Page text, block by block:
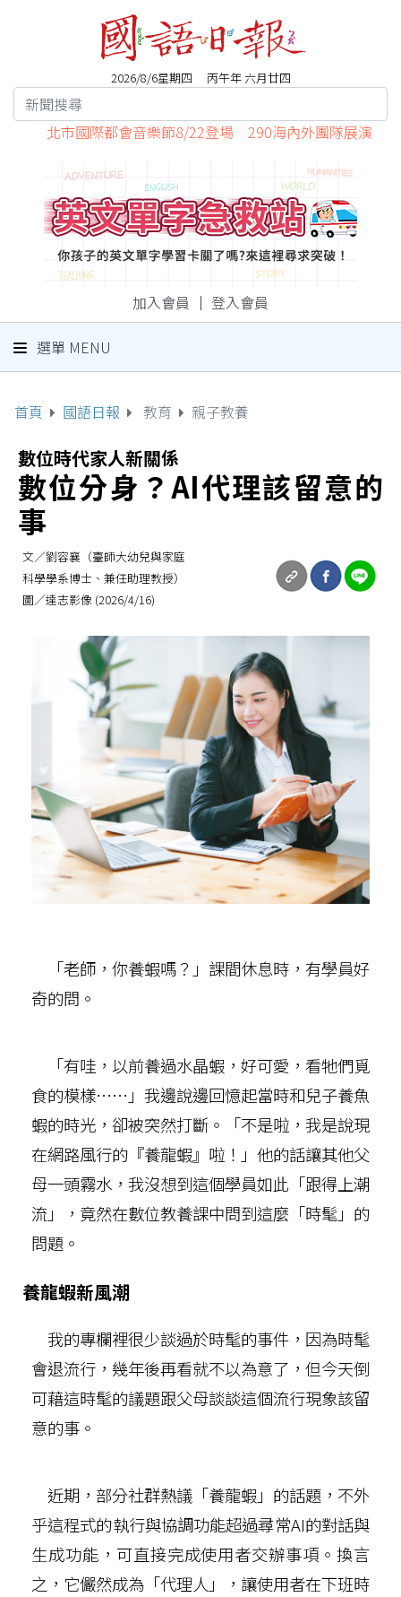
2026/8/6星期四 丙午年 六月廿四
北市國際都會音樂節8/22登場 290海內外團隊展演
加入會員 ｜ 登入會員
選單 MENU
首頁 國語日報 教育 親子教養
數位時代家人新關係
數位分身？AI代理該留意的
事
文／劉容襄（臺師大幼兒與家庭
科學學系博士、兼任助理教授）
圖／達志影像 (2026/4/16)
「老師，你養蝦嗎？」課間休息時，有學員好
奇的問。
「有哇，以前養過水晶蝦，好可愛，看牠們覓
食的模樣……」我邊說邊回憶起當時和兒子養魚
蝦的時光，卻被突然打斷。「不是啦，我是說現
在網路風行的『養龍蝦』啦！」他的話讓其他父
母一頭霧水，我沒想到這個學員如此「跟得上潮
流」，竟然在數位教養課中問到這麼「時髦」的
問題。
養龍蝦新風潮
我的專欄裡很少談過於時髦的事件，因為時髦
會退流行，幾年後再看就不以為意了，但今天倒
可藉這時髦的議題跟父母談談這個流行現象該留
意的事。
近期，部分社群熱議「養龍蝦」的話題，不外
乎這程式的執行與協調功能超過尋常AI的對話與
生成功能，可直接完成使用者交辦事項。換言
之，它儼然成為「代理人」，讓使用者在下班時